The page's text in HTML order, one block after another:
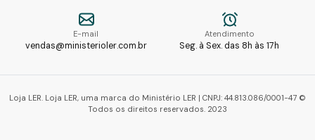
E-mail
vendas@ministerioler.com.br
Atendimento
Seg. à Sex. das 8h às 17h
Loja LER. Loja LER, uma marca do Ministério LER | CNPJ: 44.813.086/0001-47 ©
Todos os direitos reservados. 2023